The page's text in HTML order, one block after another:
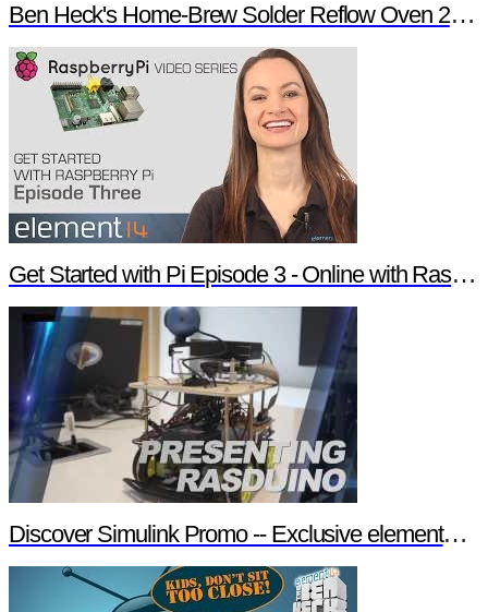
Ben Heck's Home-Brew Solder Reflow Oven 2.0 Trailer
Get Started with Pi Episode 3 - Online with Raspberry Pi
Discover Simulink Promo -- Exclusive element14 Webinar